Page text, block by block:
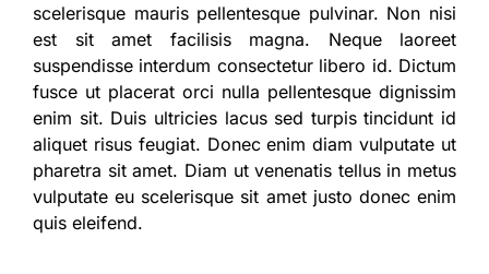
scelerisque mauris pellentesque pulvinar. Non nisi
est sit amet facilisis magna. Neque laoreet
suspendisse interdum consectetur libero id. Dictum
fusce ut placerat orci nulla pellentesque dignissim
enim sit. Duis ultricies lacus sed turpis tincidunt id
aliquet risus feugiat. Donec enim diam vulputate ut
pharetra sit amet. Diam ut venenatis tellus in metus
vulputate eu scelerisque sit amet justo donec enim
quis eleifend.